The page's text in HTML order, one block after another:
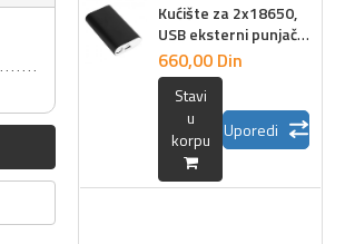
Kućište za 2x18650,
USB eksterni punjač
5V
660,00 Din
Stavi
u
korpu
Uporedi